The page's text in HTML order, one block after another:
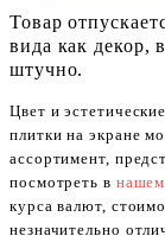
Товар
вида как декор,
штучно.
Цвет и
плитки на экране
ассортимент,
посмотреть в
курса валют,
незначительно